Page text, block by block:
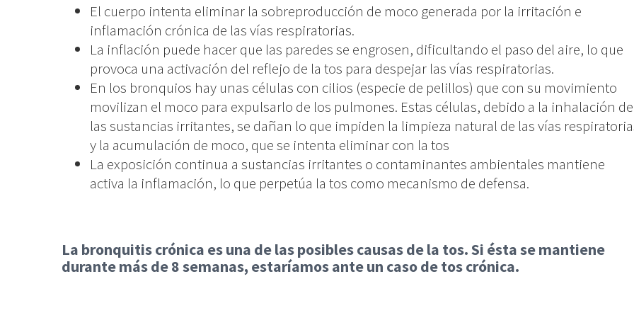
El cuerpo intenta eliminar la sobreproducción de moco generada por la irritación e
inflamación crónica de las vías respiratorias.
La inflación puede hacer que las paredes se engrosen, dificultando el paso del aire, lo que
provoca una activación del reflejo de la tos para despejar las vías respiratorias.
En los bronquios hay unas células con cilios (especie de pelillos) que con su movimiento
movilizan el moco para expulsarlo de los pulmones. Estas células, debido a la inhalación de
las sustancias irritantes, se dañan lo que impiden la limpieza natural de las vías
y la acumulación de moco, que se intenta eliminar con la tos
La exposición continua a sustancias irritantes o contaminantes ambientales mantiene
activa la inflamación, lo que perpetúa la tos como mecanismo de defensa.
La bronquitis crónica es una de las posibles causas de la tos. Si ésta se mantiene
durante más de 8 semanas, estaríamos ante un caso de tos crónica.